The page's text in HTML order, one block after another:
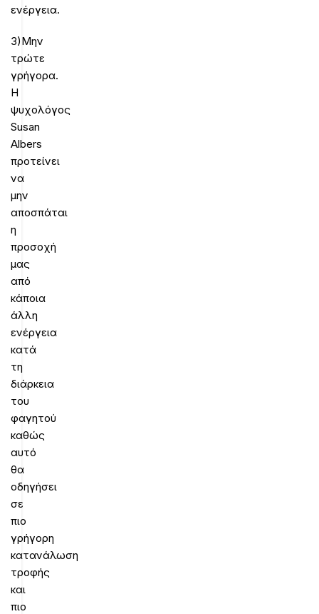
ενέργεια.
3)Μην
τρώτε
γρήγορα.
Η
ψυχολόγος
Susan
Albers
προτείνει
να
μην
αποσπάται
η
προσοχή
μας
από
κάποια
άλλη
ενέργεια
κατά
τη
διάρκεια
του
φαγητού
καθώς
αυτό
θα
οδηγήσει
σε
πιο
γρήγορη
κατανάλωση
τροφής
και
πιο